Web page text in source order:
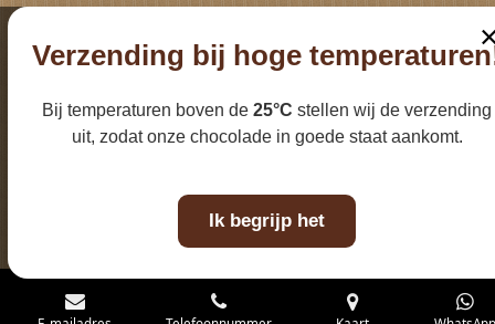
Verzending bij hoge
Bij temperaturen boven de 25°C stellen wij de verzending
uit, zodat onze chocolade in goede staat aankomt.
Ik begrijp het